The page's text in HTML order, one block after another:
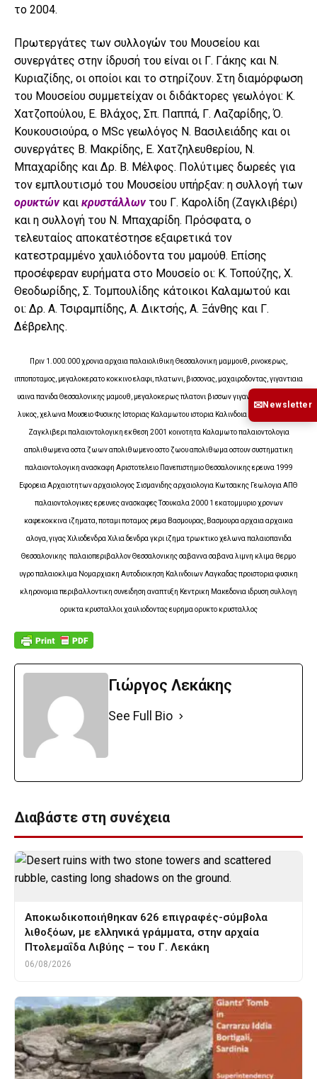
το 2004.
Πρωτεργάτες των συλλογών του Μουσείου και
συνεργάτες στην ίδρυσή του είναι οι Γ. Γάκης και Ν.
Κυριαζίδης, οι οποίοι και το στηρίζουν. Στη διαμόρφωση
του Μουσείου συμμετείχαν οι διδάκτορες γεωλόγοι: Κ.
Χατζοπούλου, Ε. Βλάχος, Σπ. Παππά, Γ. Λαζαρίδης, Ό.
Κουκουσιούρα, ο ΜSc γεωλόγος Ν. Βασιλειάδης και οι
συνεργάτες Β. Μακρίδης, Ε. Χατζηλευθερίου, Ν.
Μπαχαρίδης και Δρ. Β. Μέλφος. Πολύτιμες δωρεές για
τον εμπλουτισμό του Μουσείου υπήρξαν: η συλλογή των
ορυκτών και κρυστάλλων του Γ. Καρολίδη (Ζαγκλιβέρι)
και η συλλογή του Ν. Μπαχαρίδη. Πρόσφατα, ο
τελευταίος αποκατέστησε εξαιρετικά τον
κατεστραμμένο χαυλιόδοντα του μαμούθ. Επίσης
προσέφεραν ευρήματα στο Μουσείο οι: Κ. Τοπούζης, Χ.
Θεοδωρίδης, Σ. Τομπουλίδης κάτοικοι Καλαμωτού και
οι: Δρ. Α. Τσιραμπίδης, Α. Δικτσής, Α. Ξάνθης και Γ.
Δέβρελης.
Πριν 1.000.000 χρονια αρχαια παλαιολιθικη Θεσσαλονικη μαμμουθ, ρινοκερως,
ιπποποταμος, μεγαλοκερατο κοκκινο ελαφι, πλατωνι, βισσονας, μαχαιροδοντας, γιγαντιαια
υαινα πανιδα Θεσσαλονικης μαμουθ, μεγαλοκερως πλατονι βισσων γιγαντια αλογο, ιππος
λυκος, χελωνα Μουσειο Φυσικης Ιστοριας Καλαμωτου ιστορια Καλινδοια Δημος Λαγκαδα
Ζαγκλιβερι παλαιοντολογικη εκθεση 2001 κοινοτητα Καλαμωτο παλαιοντολογια
απολιθωμενα οστα ζωων απολιθωμενο οστο ζωου απολιθωμα οστουν συστηματικη
παλαιοντολογικη ανασκαφη Αριστοτελειο Πανεπιστημιο Θεσσαλονικης ερευνα 1999
Εφορεια Αρχαιοτητων αρχαιολογος Σισμανιδης αρχαιολογια Κωτσακης Γεωλογια ΑΠΘ
παλαιοντολογικες ερευνες ανασκαφες Τσουκαλα 2000 1 εκατομμυριο χρονων
καφεκοκκινα ιζηματα, ποταμι ποταμος ρεμα Βασμουρας, Βασμουρα αρχαια αρχαικα
αλογα, γιγας Χιλιοδενδρα Χιλια δενδρα γκρι ιζημα τρωκτικο χελωνα παλαιοπανιδα
Θεσσαλονικης παλαιοπεριβαλλον Θεσσαλονικης σαβαννα σαβανα λιμνη κλιμα θερμο
υγρο παλαιοκλιμα Νομαρχιακη Αυτοδιοικηση Καλινδοιων Λαγκαδας προιστορια φυσικη
κληρονομια περιβαλλοντικη συνειδηση αναπτυξη Κεντρικη Μακεδονια ιδρυση συλλογη
ορυκτα κρυσταλλοι χαυλιοδοντας ευρημα ορυκτο κρυσταλλος
Γιώργος Λεκάκης
See Full Bio
Διαβάστε στη συνέχεια
Αποκωδικοποιήθηκαν 626 επιγραφές-σύμβολα
λιθοξόων, με ελληνικά γράμματα, στην αρχαία
Πτολεμαΐδα Λιβύης – του Γ. Λεκάκη
06/08/2026
✉Newsletter